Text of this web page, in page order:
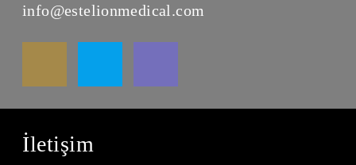
info@estelionmedical.com
İletişim